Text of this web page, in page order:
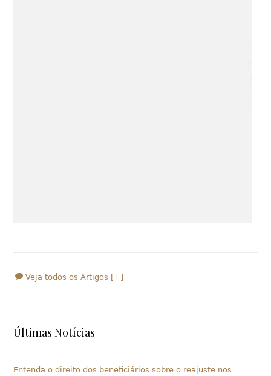
Veja todos os Artigos [+]
Últimas Notícias
Entenda o direito dos beneficiários sobre o reajuste nos